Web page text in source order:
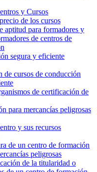
y Cursos
de los cursos
aptitud para formadores y
de centros de
segura y eficiente
de cursos de conducción
de certificación de
para mercancías peligrosas
y sus recursos
de un centro de formación
peligrosas
de la titularidad o